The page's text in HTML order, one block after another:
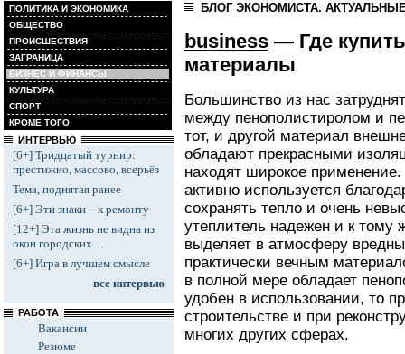
ПОЛИТИКА И ЭКОНОМИКА
ОБЩЕСТВО
ПРОИСШЕСТВИЯ
ЗАГРАНИЦА
БИЗНЕС И ФИНАНСЫ
КУЛЬТУРА
СПОРТ
КРОМЕ ТОГО
ИНТЕРВЬЮ
[6+] Тридцатый турнир:
престижно, массово, всерьёз
Тема, поднятая ранее
[6+] Эти знаки – к ремонту
[12+] Эта жизнь не видна из
окон городских…
[6+] Игра в лучшем смысле
все интервью
РАБОТА
Вакансии
Резюме
БЛОГ ЭКОНОМИСТА.
business — Где
материалы
Большинство из нас
между пенополистиролом и
тот, и другой материал
обладают прекрасными
находят широкое
активно используется
сохранять тепло и очень
утеплитель надежен и к тому
выделяет в атмосферу
практически вечным
в полной мере обладает
удобен в использовании, то
строительстве и при
многих других сферах.